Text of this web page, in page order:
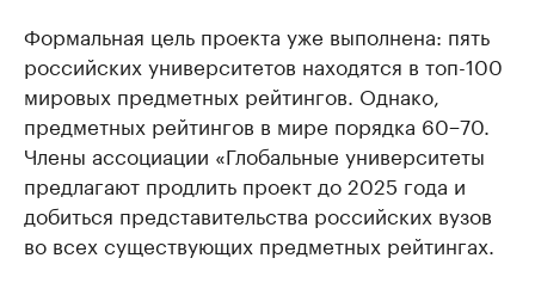
Формальная цель проекта уже выполнена: пять
российских университетов находятся в топ-100
мировых предметных рейтингов. Однако,
предметных рейтингов в мире порядка 60−70.
Члены ассоциации «Глобальные университеты
предлагают продлить проект до 2025 года и
добиться представительства российских вузов
во всех существующих предметных рейтингах.